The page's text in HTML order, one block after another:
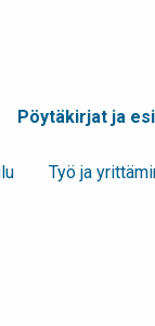
Pöytäkirjat ja
Työ ja